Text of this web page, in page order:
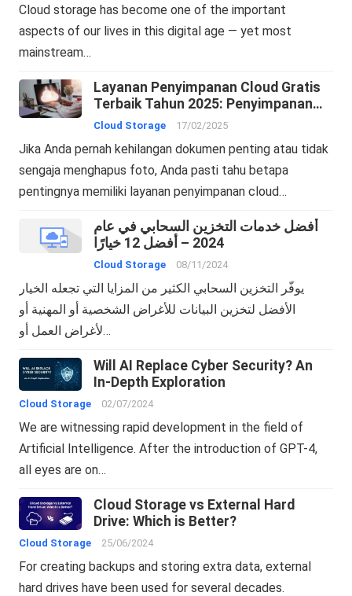
Cloud storage has become one of the important
aspects of our lives in this digital age — yet most
mainstream…
Layanan Penyimpanan Cloud Gratis
Terbaik Tahun 2025: Penyimpanan
Online dan Pencadangan Cloud
Cloud Storage 17/02/2025
Jika Anda pernah kehilangan dokumen penting atau tidak
sengaja menghapus foto, Anda pasti tahu betapa
pentingnya memiliki layanan penyimpanan cloud…
أفضل خدمات التخزين السحابي في عام
2024 – أفضل 12 خيارًا
Cloud Storage 08/11/2024
يوفّر التخزين السحابي الكثير من المزايا التي تجعله الخيار
الأفضل لتخزين البيانات للأغراض الشخصية أو المهنية أو
لأغراض العمل أو…
Will AI Replace Cyber Security? An
In-Depth Exploration
Cloud Storage 02/07/2024
We are witnessing rapid development in the field of
Artificial Intelligence. After the introduction of GPT-4,
all eyes are on…
Cloud Storage vs External Hard
Drive: Which is Better?
Cloud Storage 25/06/2024
For creating backups and storing extra data, external
hard drives have been used for several decades.